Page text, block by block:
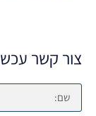
צור קשר